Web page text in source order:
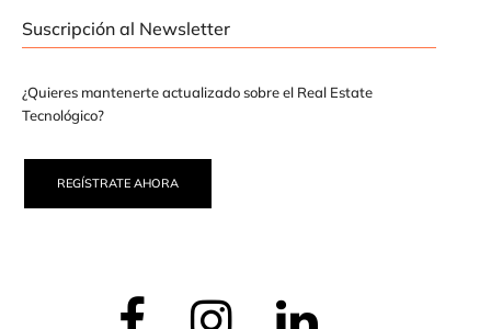
Suscripción al Newsletter
¿Quieres mantenerte actualizado sobre el Real Estate
Tecnológico?
REGÍSTRATE AHORA